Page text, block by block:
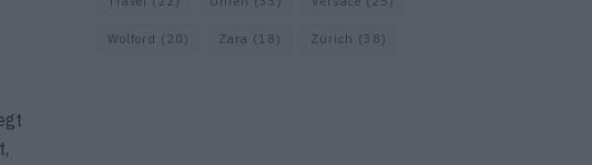
Wolford (20) Zara (18) Zürich (38)